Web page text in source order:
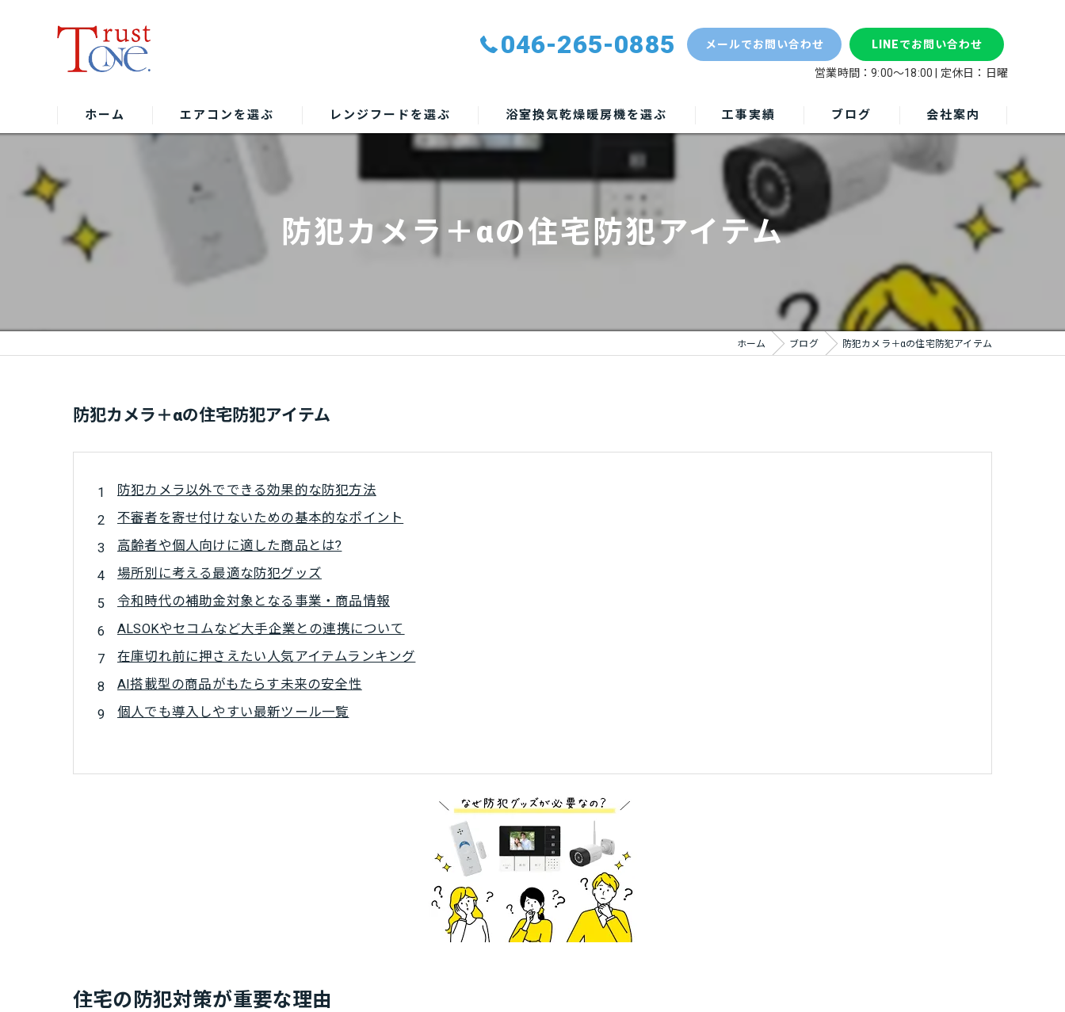
046-265-0885 メールでお問い合わせ LINEでお問い合わせ
営業時間：9:00～18:00 | 定休日：日曜
ホーム エアコンを選ぶ レンジフードを選ぶ 浴室換気乾燥暖房機を選ぶ 工事実績 ブログ 会社案内
防犯カメラ＋αの住宅防犯アイテム
ホーム ブログ 防犯カメラ＋αの住宅防犯アイテム
防犯カメラ＋αの住宅防犯アイテム
防犯カメラ以外でできる効果的な防犯方法
不審者を寄せ付けないための基本的なポイント
高齢者や個人向けに適した商品とは?
場所別に考える最適な防犯グッズ
令和時代の補助金対象となる事業・商品情報
ALSOKやセコムなど大手企業との連携について
在庫切れ前に押さえたい人気アイテムランキング
AI搭載型の商品がもたらす未来の安全性
個人でも導入しやすい最新ツール一覧
住宅の防犯対策が重要な理由